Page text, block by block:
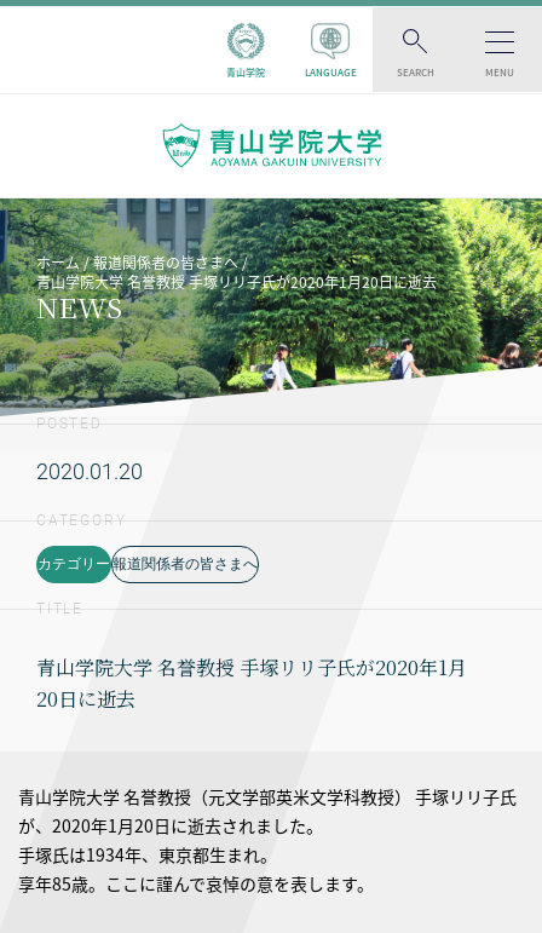
青山学院 LANGUAGE SEARCH MENU
ホーム
報道関係者の皆さまへ
青山学院大学 名誉教授 手塚リリ子氏が2020年1月20日に逝去
NEWS
POSTED
2020.01.20
CATEGORY
カテゴリー 報道関係者の皆さまへ
TITLE
青山学院大学 名誉教授 手塚リリ子氏が2020年1月
20日に逝去
青山学院大学 名誉教授（元文学部英米文学科教授） 手塚リリ子氏
が、2020年1月20日に逝去されました。
手塚氏は1934年、東京都生まれ。
享年85歳。ここに謹んで哀悼の意を表します。